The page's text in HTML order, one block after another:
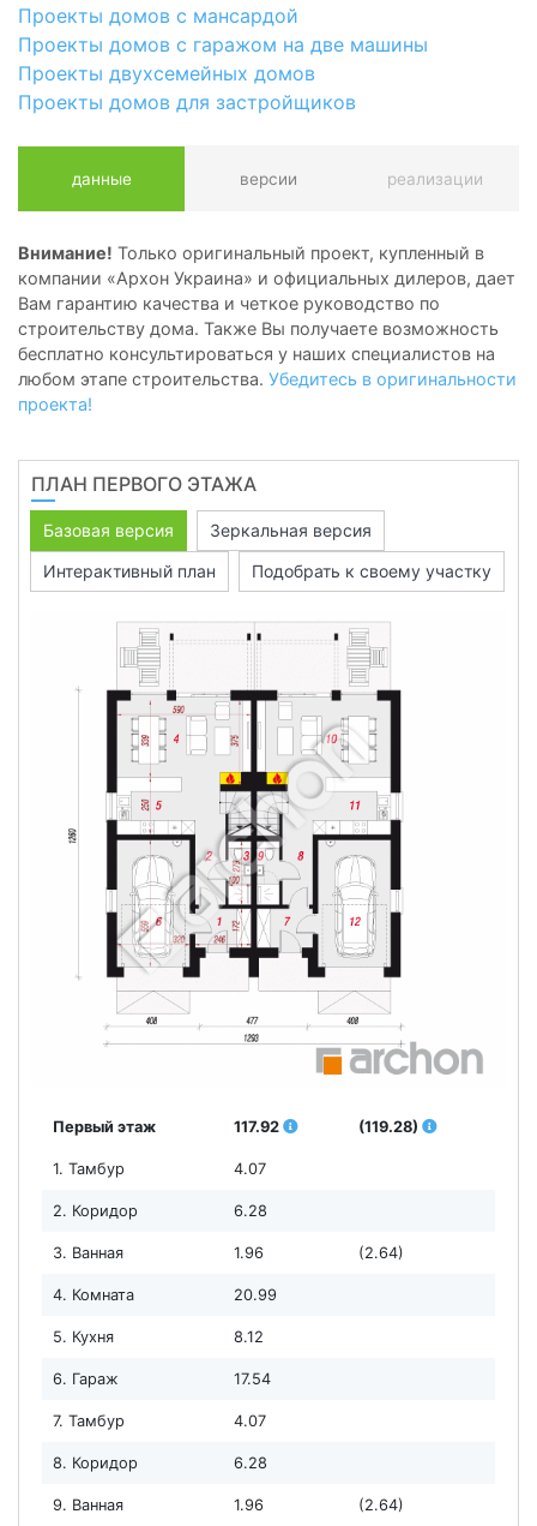
Проекты домов с мансардой
Проекты домов с гаражом на две машины
Проекты двухсемейных домов
Проекты домов для застройщиков
данные версии реализации
Внимание! Только оригинальный проект, купленный в
компании «Архон Украина» и официальных дилеров, дает
Вам гарантию качества и четкое руководство по
строительству дома. Также Вы получаете возможность
бесплатно консультироваться у наших специалистов на
любом этапе строительства. Убедитесь в оригинальности
проекта!
ПЛАН ПЕРВОГО ЭТАЖА
Базовая версия
Зеркальная версия
Интерактивный план
Подобрать к своему участку
Первый этаж 117.92 (119.28)
1. Тамбур 4.07
2. Коридор 6.28
3. Ванная 1.96 (2.64)
4. Комната 20.99
5. Кухня 8.12
6. Гараж 17.54
7. Тамбур 4.07
8. Коридор 6.28
9. Ванная 1.96 (2.64)